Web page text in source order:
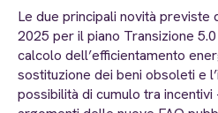
Le due principali novità previste
2025 per il piano Transizione
calcolo dell’efficientamento
sostituzione dei beni obsoleti e
possibilità di cumulo tra incentivi